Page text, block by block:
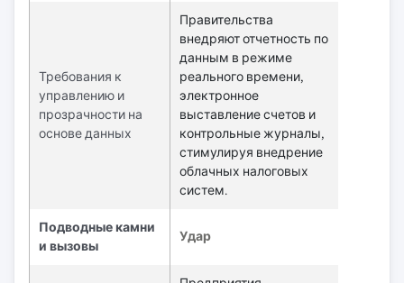
Требования к
управлению и
прозрачности на
основе данных
Правительства
внедряют отчетность по
данным в режиме
реального времени,
электронное
выставление счетов и
контрольные журналы,
стимулируя внедрение
облачных налоговых
систем.
Подводные камни
и вызовы
Удар